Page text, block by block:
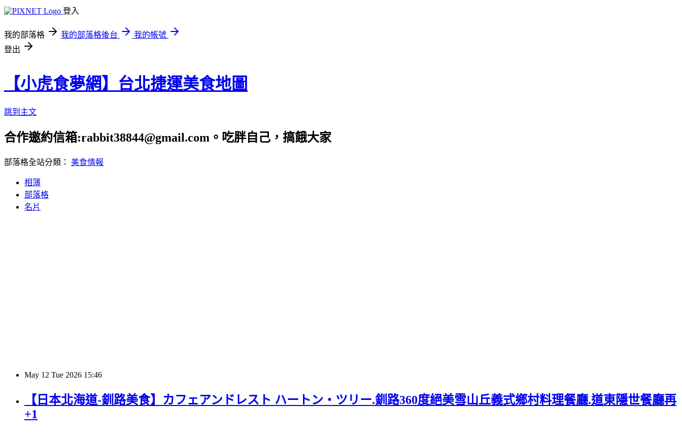
登入
我的部落格 我的部落格後台
我的帳號
登出
【小虎食夢網】台北捷運美食地圖
跳到主文
合作邀約信箱:rabbit38844@gmail.com。吃胖自己，搞餓大家
部落格全站分類： 美食情報
相簿
部落格
名片
May 12 Tue 2026 15:46
【日本北海道-釧路美食】カフェアンドレスト ハートン・ツリー.釧路360度絕美雪山丘義式鄉村料理餐廳.道東隱世餐廳再
+1